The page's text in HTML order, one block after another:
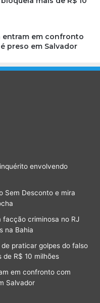
entram em confronto
preso em Salvador
envolvendo
Sem Desconto e mira
facção criminosa no RJ
na Bahia
praticar golpes do falso
de R$ 10 milhões
em confronto com
Salvador